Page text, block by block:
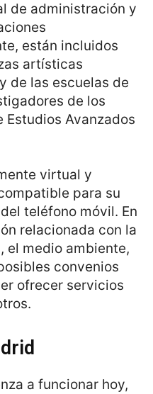
de administración y
están incluidos
artísticas
de las escuelas de
de los
Avanzados
virtual y
para su
teléfono móvil. En
relacionada con la
el medio ambiente,
convenios
ofrecer servicios
a funcionar hoy,